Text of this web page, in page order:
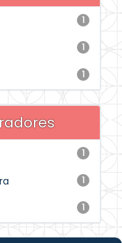
1
1
1
1
1
1